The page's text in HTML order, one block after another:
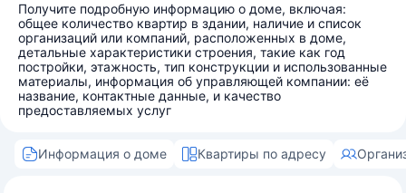
Получите подробную информацию о доме, включая:
общее количество квартир в здании, наличие и список
организаций или компаний, расположенных в доме,
детальные характеристики строения, такие как год
постройки, этажность, тип конструкции и использованные
материалы, информация об управляющей компании: её
название, контактные данные, и качество
предоставляемых услуг
Информация о доме Квартиры по адресу